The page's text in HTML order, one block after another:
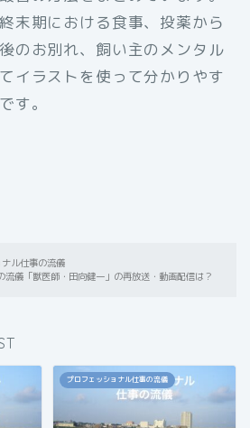
末期における食事、投薬から
のお別れ、飼い主のメンタル
イラストを使って分かりやす
す。
ル仕事の流儀
流儀「獣医師・田向健一」の再放送・動画配信は？
プロフェッショナル仕事の流儀